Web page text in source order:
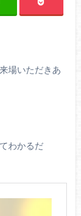
場いただきあ
わかるだ